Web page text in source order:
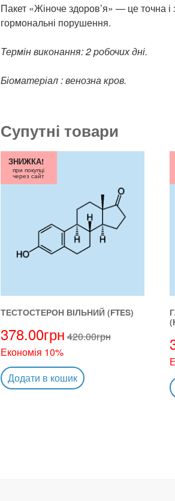
Пакет «Жіноче здоров’я» — це точна
гормональні порушення.
Термін виконання: 2 робочих дні.
Біоматеріал : венозна кров.
Супутні товари
ТЕСТОСТЕРОН ВІЛЬНИЙ (FTES)
378.00грн 420.00грн
Економія 10%
ЗНИЖКА!
при покупці
через сайт
Додати в кошик